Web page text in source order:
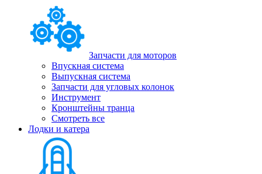
Запчасти для моторов
Впускная система
Выпускная система
Запчасти для угловых колонок
Инструмент
Кронштейны транца
Смотреть все
Лодки и катера